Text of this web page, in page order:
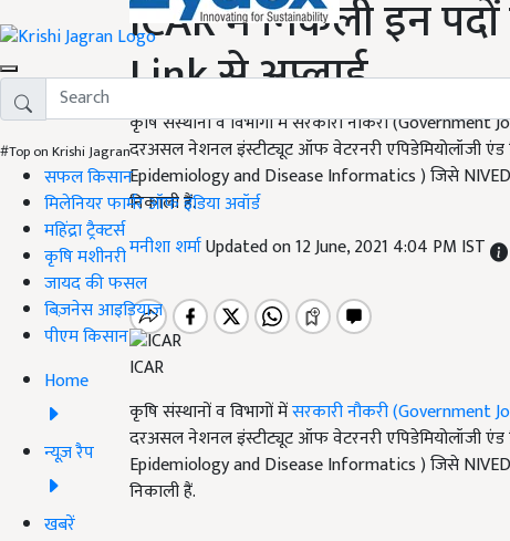
#Top on Krishi Jagran
सफल किसान
मिलेनियर फार्मर ऑफ इंडिया अवॉर्ड
महिंद्रा ट्रैक्टर्स
कृषि मशीनरी
जायद की फसल
बिज़नेस आइडियाज
पीएम किसान
Home
न्यूज़ रैप
खबरें
ICAR में निकली इन
Link से अप्लाई
कृषि संस्थानों व विभागों में सरकारी नौकरी
दरअसल नेशनल इंस्टीट्यूट ऑफ वेटरनरी एपिडेमियोलॉजी
Epidemiology and Disease Informatics ) जिसे
निकाली हैं.
मनीशा शर्माUpdated on 12 June, 2021 4:04 PM IST
ICAR
कृषि संस्थानों व विभागों मेंसरकारी नौकरी (Government
दरअसल नेशनल इंस्टीट्यूट ऑफ वेटरनरी एपिडेमियोलॉजी
Epidemiology and Disease Informatics ) जिसे
निकाली हैं.